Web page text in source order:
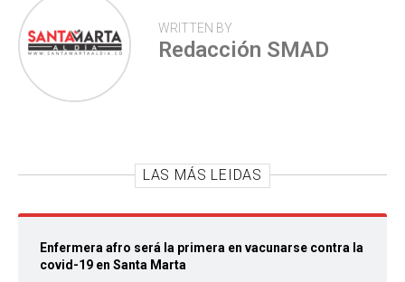
WRITTEN BY
Redacción SMAD
LAS MÁS LEIDAS
Enfermera afro será la primera en vacunarse contra la
covid-19 en Santa Marta